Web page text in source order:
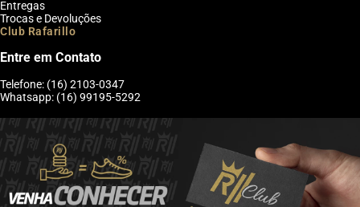
Entregas
Trocas e Devoluções
Club Rafarillo
Entre em Contato
Telefone: (16) 2103-0347
Whatsapp: (16) 99195-5292